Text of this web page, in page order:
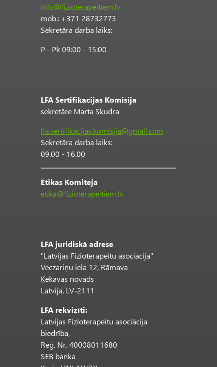
info@fizioterapeitiem.lv
mob.: +371 28732773
Sekretāra darba laiks:
P - Pk 09:00 - 15:00
LFA Sertifikācijas Komisija
sekretāre Marta Skudra
lfa.sertifikacijas.komisija@gmail.com
Sekretāra darba laiks:
09.00 - 16.00
Ētikas Komiteja
etika@fizioterapeitiem.lv
LFA juridiskā adrese
"Latvijas Fizioterapeitu asociācija"
Veczariņu iela 12, Rāmava
Ķekavas novads
Latvija, LV-2111
LFA rekvizīti:
Latvijas Fizioterapeitu asociācija
biedrība,
Reģ. Nr. 40008011680
SEB banka